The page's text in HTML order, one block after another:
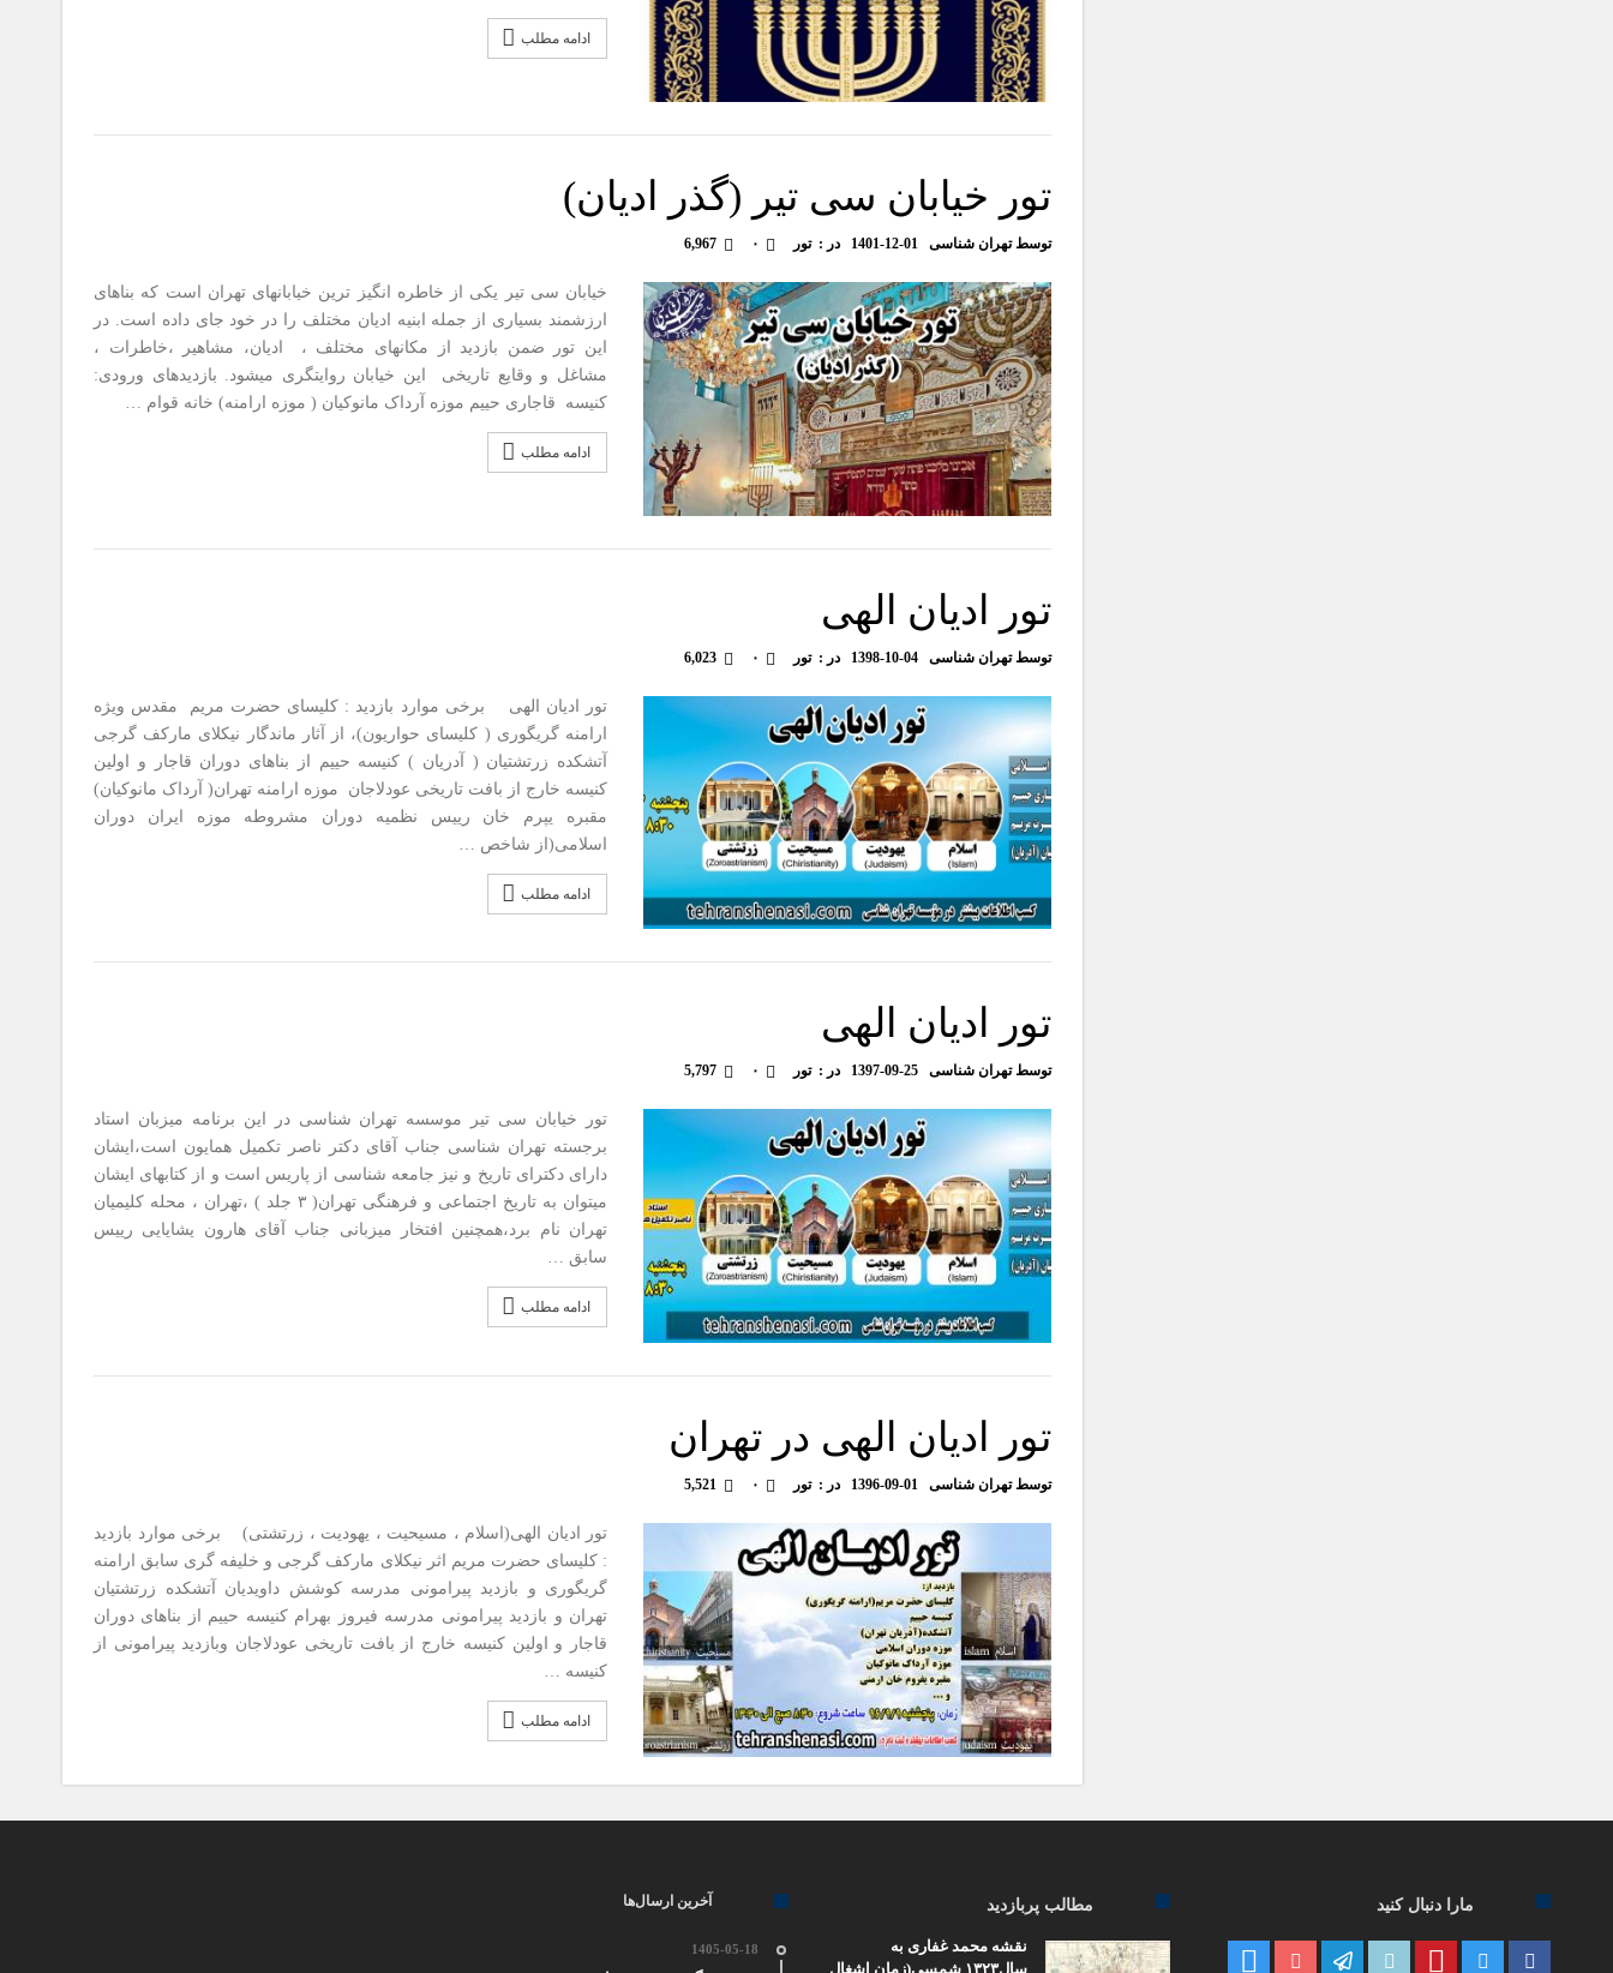
ادامه مطلب
تور خیابان سی تیر (گذر ادیان)
توسطتهران شناسی 1401-12-01 در :تور ۰ 6,967
خیابان سی تیر یکی از خاطره انگیز ترین خیابانهای تهران است که بناهای
ارزشمند بسیاری از جمله ابنیه ادیان مختلف را در خود جای داده است. در
این تور ضمن بازدید از مکانهای مختلف ، ادیان، مشاهیر ،خاطرات ،
مشاغل و وقایع تاریخی این خیابان روایتگری میشود. بازدیدهای ورودی:
کنیسه قاجاری حییم موزه آرداک مانوکیان ( موزه ارامنه) خانه قوام …
ادامه مطلب
تور ادیان الهی
توسطتهران شناسی 1398-10-04 در :تور ۰ 6,023
تور ادیان الهی برخی موارد بازدید : کلیسای حضرت مریم مقدس ویژه
ارامنه گریگوری ( کلیسای حواریون)، از آثار ماندگار نیکلای مارکف گرجی
آتشکده زرتشتیان ( آدریان ) کنیسه حییم از بناهای دوران قاجار و اولین
کنیسه خارج از بافت تاریخی عودلاجان موزه ارامنه تهران( آرداک مانوکیان)
مقبره یپرم خان رییس نظمیه دوران مشروطه موزه ایران دوران
اسلامی(از شاخص …
ادامه مطلب
تور ادیان الهی
توسطتهران شناسی 1397-09-25 در :تور ۰ 5,797
تور خیابان سی تیر موسسه تهران شناسی در این برنامه میزبان استاد
برجسته تهران شناسی جناب آقای دکتر ناصر تکمیل همایون است،ایشان
دارای دکترای تاریخ و نیز جامعه شناسی از پاریس است و از کتابهای ایشان
میتوان به تاریخ اجتماعی و فرهنگی تهران( ۳ جلد ) ،تهران ، محله کلیمیان
تهران نام برد،همچنین افتخار میزبانی جناب آقای هارون یشایایی رییس
سابق …
ادامه مطلب
تور ادیان الهی در تهران
توسطتهران شناسی 1396-09-01 در :تور ۰ 5,521
تور ادیان الهی(اسلام ، مسیحیت ، یهودیت ، زرتشتی) برخی موارد بازدید
: کلیسای حضرت مریم اثر نیکلای مارکف گرجی و خلیفه گری سابق ارامنه
گریگوری و بازدید پیرامونی مدرسه کوشش داویدیان آتشکده زرتشتیان
تهران و بازدید پیرامونی مدرسه فیروز بهرام کنیسه حییم از بناهای دوران
قاجار و اولین کنیسه خارج از بافت تاریخی عودلاجان وبازدید پیرامونی از
کنیسه …
ادامه مطلب
مارا دنبال کنید مطالب پربازدید
نقشه محمد غفاری به
سال۱۳۲۳ شمسی(زمان اشغال
آخرین ارسال‌ها
1405-05-18